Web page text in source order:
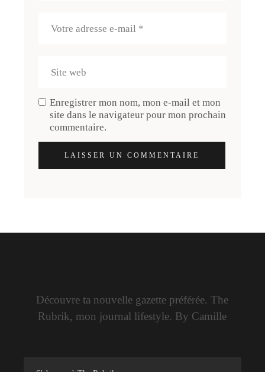
Enregistrer mon nom, mon e-mail et mon
site dans le navigateur pour mon prochain
commentaire.
LAISSER UN COMMENTAIRE
Découvre ta nouvelle gazette préférée. The
Rubrik, mon journal lifestyle. By Camille